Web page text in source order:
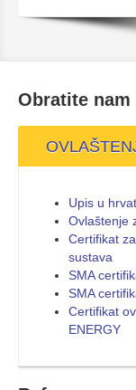
Obratite nam
Upis u
Ovlaštenje
Certifikat
sustava
SMA
SMA
Certifikat
ENERGY